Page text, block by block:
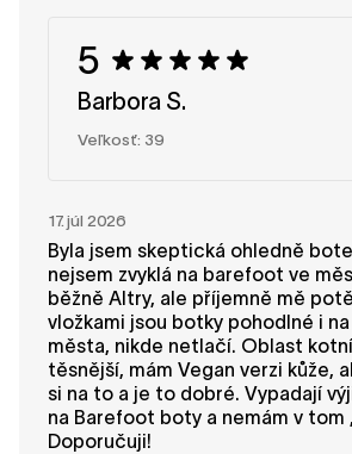
5
Barbora S.
Veľkosť: 39
17. júl 2026
Byla jsem skeptická ohledně
nejsem zvyklá na barefoot ve
běžně Altry, ale příjemně mě
vložkami jsou botky pohodlné i
města, nikde netlačí. Oblast
těsnější, mám Vegan verzi kůže,
si na to a je to dobré. Vypadají
na Barefoot boty a nemám v tom
Doporučuji!